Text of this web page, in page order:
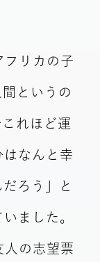
フリカの子
というの
れほど運
なんと幸
ろう」と
ました。
人の志望票